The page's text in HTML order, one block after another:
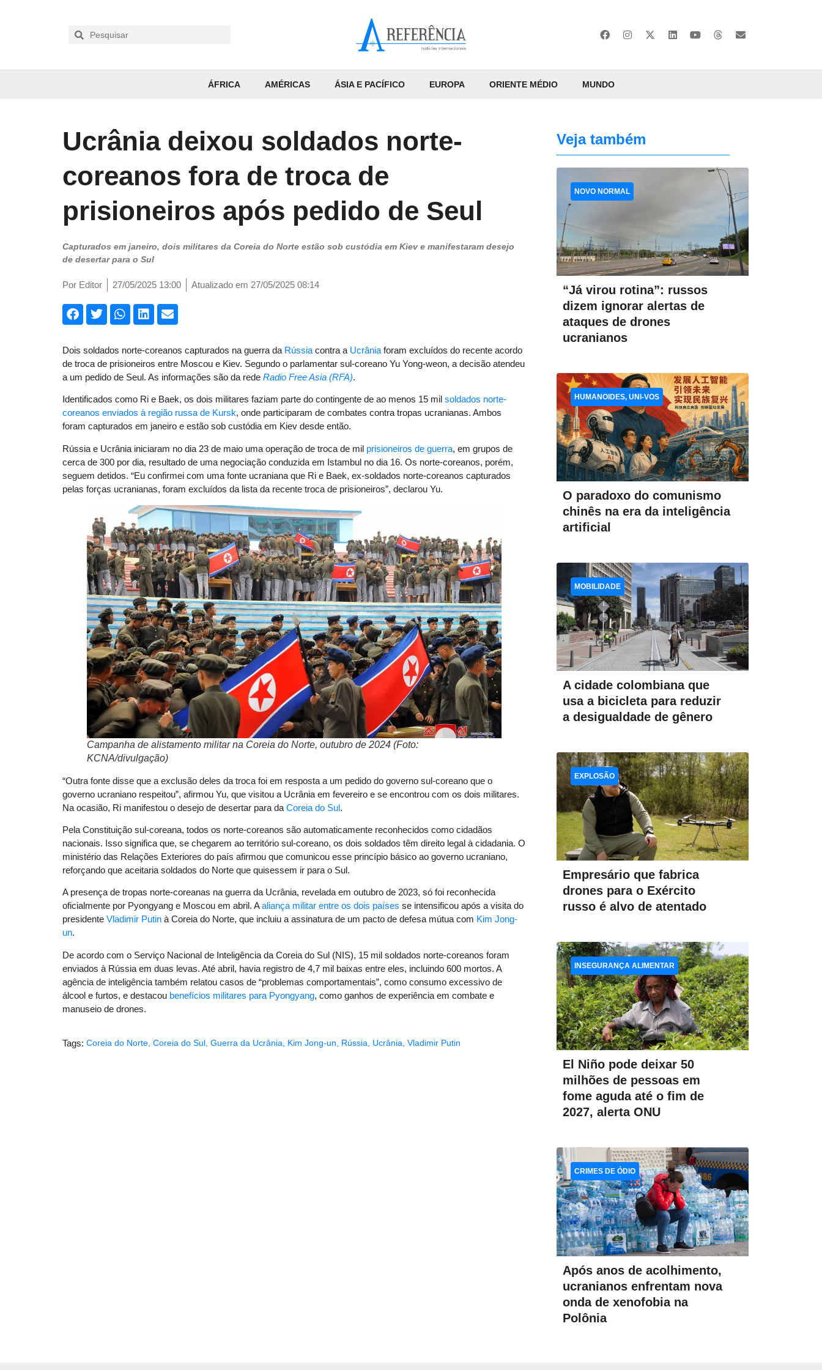
ÁFRICA AMÉRICAS ÁSIA E PACÍFICO EUROPA ORIENTE MÉDIO MUNDO
Ucrânia deixou soldados norte-
coreanos fora de troca de
prisioneiros após pedido de Seul
Capturados em janeiro, dois militares da Coreia do Norte estão sob custódia em Kiev e manifestaram desejo
de desertar para o Sul
Por Editor 27/05/2025 13:00 Atualizado em 27/05/2025 08:14
Dois soldados norte-coreanos capturados na guerra da Rússia contra a Ucrânia foram excluídos do recente acordo
de troca de prisioneiros entre Moscou e Kiev. Segundo o parlamentar sul-coreano Yu Yong-weon, a decisão atendeu
a um pedido de Seul. As informações são da rede Radio Free Asia (RFA).
Identificados como Ri e Baek, os dois militares faziam parte do contingente de ao menos 15 mil soldados norte-
coreanos enviados à região russa de Kursk, onde participaram de combates contra tropas ucranianas. Ambos
foram capturados em janeiro e estão sob custódia em Kiev desde então.
Rússia e Ucrânia iniciaram no dia 23 de maio uma operação de troca de mil prisioneiros de guerra, em grupos de
cerca de 300 por dia, resultado de uma negociação conduzida em Istambul no dia 16. Os norte-coreanos, porém,
seguem detidos. “Eu confirmei com uma fonte ucraniana que Ri e Baek, ex-soldados norte-coreanos capturados
pelas forças ucranianas, foram excluídos da lista da recente troca de prisioneiros”, declarou Yu.
Campanha de alistamento militar na Coreia do Norte, outubro de 2024 (Foto:
KCNA/divulgação)
“Outra fonte disse que a exclusão deles da troca foi em resposta a um pedido do governo sul-coreano que o
governo ucraniano respeitou”, afirmou Yu, que visitou a Ucrânia em fevereiro e se encontrou com os dois militares.
Na ocasião, Ri manifestou o desejo de desertar para da Coreia do Sul.
Pela Constituição sul-coreana, todos os norte-coreanos são automaticamente reconhecidos como cidadãos
nacionais. Isso significa que, se chegarem ao território sul-coreano, os dois soldados têm direito legal à cidadania. O
ministério das Relações Exteriores do país afirmou que comunicou esse princípio básico ao governo ucraniano,
reforçando que aceitaria soldados do Norte que quisessem ir para o Sul.
A presença de tropas norte-coreanas na guerra da Ucrânia, revelada em outubro de 2023, só foi reconhecida
oficialmente por Pyongyang e Moscou em abril. Aaliança militar entre os dois países se intensificou após a visita do
presidente Vladimir Putin à Coreia do Norte, que incluiu a assinatura de um pacto de defesa mútua com Kim Jong-
un.
De acordo com o Serviço Nacional de Inteligência da Coreia do Sul (NIS), 15 mil soldados norte-coreanos foram
enviados à Rússia em duas levas. Até abril, havia registro de 4,7 mil baixas entre eles, incluindo 600 mortos. A
agência de inteligência também relatou casos de “problemas comportamentais”, como consumo excessivo de
álcool e furtos, e destacou benefícios militares para Pyongyang, como ganhos de experiência em combate e
manuseio de drones.
Tags: Coreia do Norte, Coreia do Sul, Guerra da Ucrânia, Kim Jong-un, Rússia, Ucrânia, Vladimir Putin
Veja também
“Já virou rotina”: russos
dizem ignorar alertas de
ataques de drones
ucranianos
NOVO NORMAL
O paradoxo do comunismo
chinês na era da inteligência
artificial
HUMANOIDES, UNI-VOS
A cidade colombiana que
usa a bicicleta para reduzir
a desigualdade de gênero
MOBILIDADE
Empresário que fabrica
drones para o Exército
russo é alvo de atentado
EXPLOSÃO
El Niño pode deixar 50
milhões de pessoas em
fome aguda até o fim de
2027, alerta ONU
INSEGURANÇA ALIMENTAR
Após anos de acolhimento,
ucranianos enfrentam nova
onda de xenofobia na
Polônia
CRIMES DE ÓDIO